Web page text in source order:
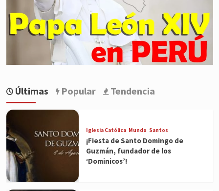
Últimas Popular Tendencia
Iglesia Católica Mundo Santos
¡Fiesta de Santo Domingo de
Guzmán, fundador de los
‘Dominicos’!